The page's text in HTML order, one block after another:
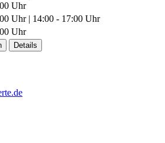
Uhr
Uhr | 14:00 - 17:00 Uhr
Uhr
Details